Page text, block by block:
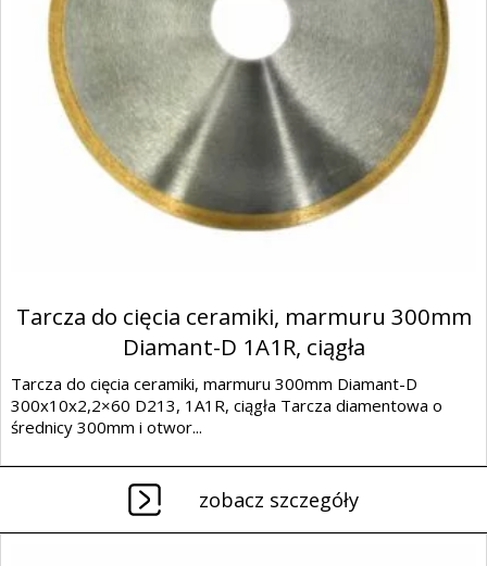
Tarcza do cięcia ceramiki, marmuru 300mm
Diamant-D 1A1R, ciągła
Tarcza do cięcia ceramiki, marmuru 300mm Diamant-D
300x10x2,2×60 D213, 1A1R, ciągła Tarcza diamentowa o
średnicy 300mm i otwor...
zobacz szczegóły